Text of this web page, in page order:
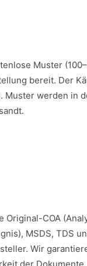
Muster
bereit. Der
Muster werden in
Original-COA
MSDS, TDS
Wir